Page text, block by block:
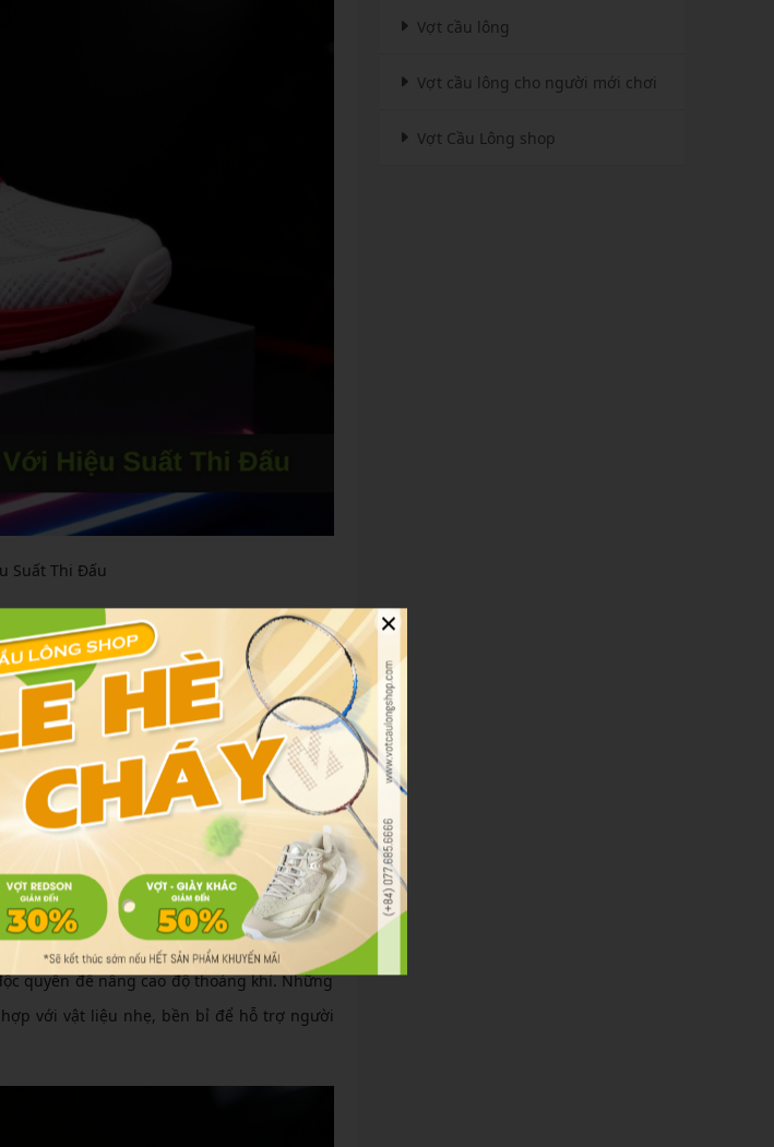
Suất Thi Đấu
và sức bền của người chơi. Ví dụ, nếu giày
và độ bám sân. Ngược lại, giày thoáng khí
mẽ mà không lo lắng về sự khó chịu.
này để đáp ứng nhu cầu của người chơi
tố thoáng khí để tối ưu hóa hiệu suất. Độ
phục hồi sau mỗi trận đấu. Do đó, khi
thoát nhiệt hiệu quả.
Lớn
quyền để nâng cao độ thoáng khí. Những
với vật liệu nhẹ, bền bỉ để hỗ trợ người
Vợt cầu lông
Vợt cầu lông cho người mới chơi
Vợt Cầu Lông shop
×